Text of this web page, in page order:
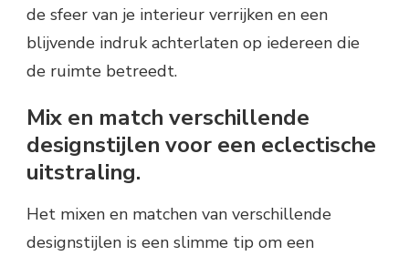
de sfeer van je interieur verrijken en een
blijvende indruk achterlaten op iedereen die
de ruimte betreedt.
Mix en match verschillende
designstijlen voor een eclectische
uitstraling.
Het mixen en matchen van verschillende
designstijlen is een slimme tip om een